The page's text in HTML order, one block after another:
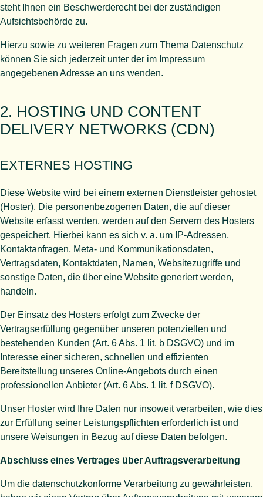
steht Ihnen ein Beschwerderecht bei der zuständigen
Aufsichtsbehörde zu.
Hierzu sowie zu weiteren Fragen zum Thema Datenschutz
können Sie sich jederzeit unter der im Impressum
angegebenen Adresse an uns wenden.
2. HOSTING UND CONTENT
DELIVERY NETWORKS (CDN)
EXTERNES HOSTING
Diese Website wird bei einem externen Dienstleister gehostet
(Hoster). Die personenbezogenen Daten, die auf dieser
Website erfasst werden, werden auf den Servern des Hosters
gespeichert. Hierbei kann es sich v. a. um IP-Adressen,
Kontaktanfragen, Meta- und Kommunikationsdaten,
Vertragsdaten, Kontaktdaten, Namen, Websitezugriffe und
sonstige Daten, die über eine Website generiert werden,
handeln.
Der Einsatz des Hosters erfolgt zum Zwecke der
Vertragserfüllung gegenüber unseren potenziellen und
bestehenden Kunden (Art. 6 Abs. 1 lit. b DSGVO) und im
Interesse einer sicheren, schnellen und effizienten
Bereitstellung unseres Online-Angebots durch einen
professionellen Anbieter (Art. 6 Abs. 1 lit. f DSGVO).
Unser Hoster wird Ihre Daten nur insoweit verarbeiten, wie dies
zur Erfüllung seiner Leistungspflichten erforderlich ist und
unsere Weisungen in Bezug auf diese Daten befolgen.
Abschluss eines Vertrages über Auftragsverarbeitung
Um die datenschutzkonforme Verarbeitung zu gewährleisten,